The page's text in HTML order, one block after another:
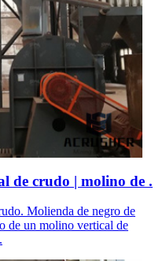
de crudo | molino de .
Molienda de negro de
de un molino vertical de